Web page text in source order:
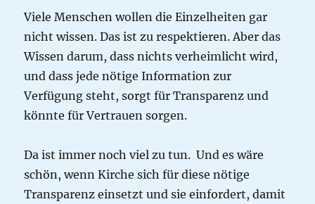
Viele Menschen wollen die Einzelheiten gar
nicht wissen. Das ist zu respektieren. Aber das
Wissen darum, dass nichts verheimlicht wird,
und dass jede nötige Information zur
Verfügung steht, sorgt für Transparenz und
könnte für Vertrauen sorgen.
Da ist immer noch viel zu tun. Und es wäre
schön, wenn Kirche sich für diese nötige
Transparenz einsetzt und sie einfordert, damit